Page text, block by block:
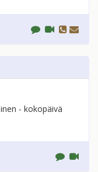
- kokopäivä